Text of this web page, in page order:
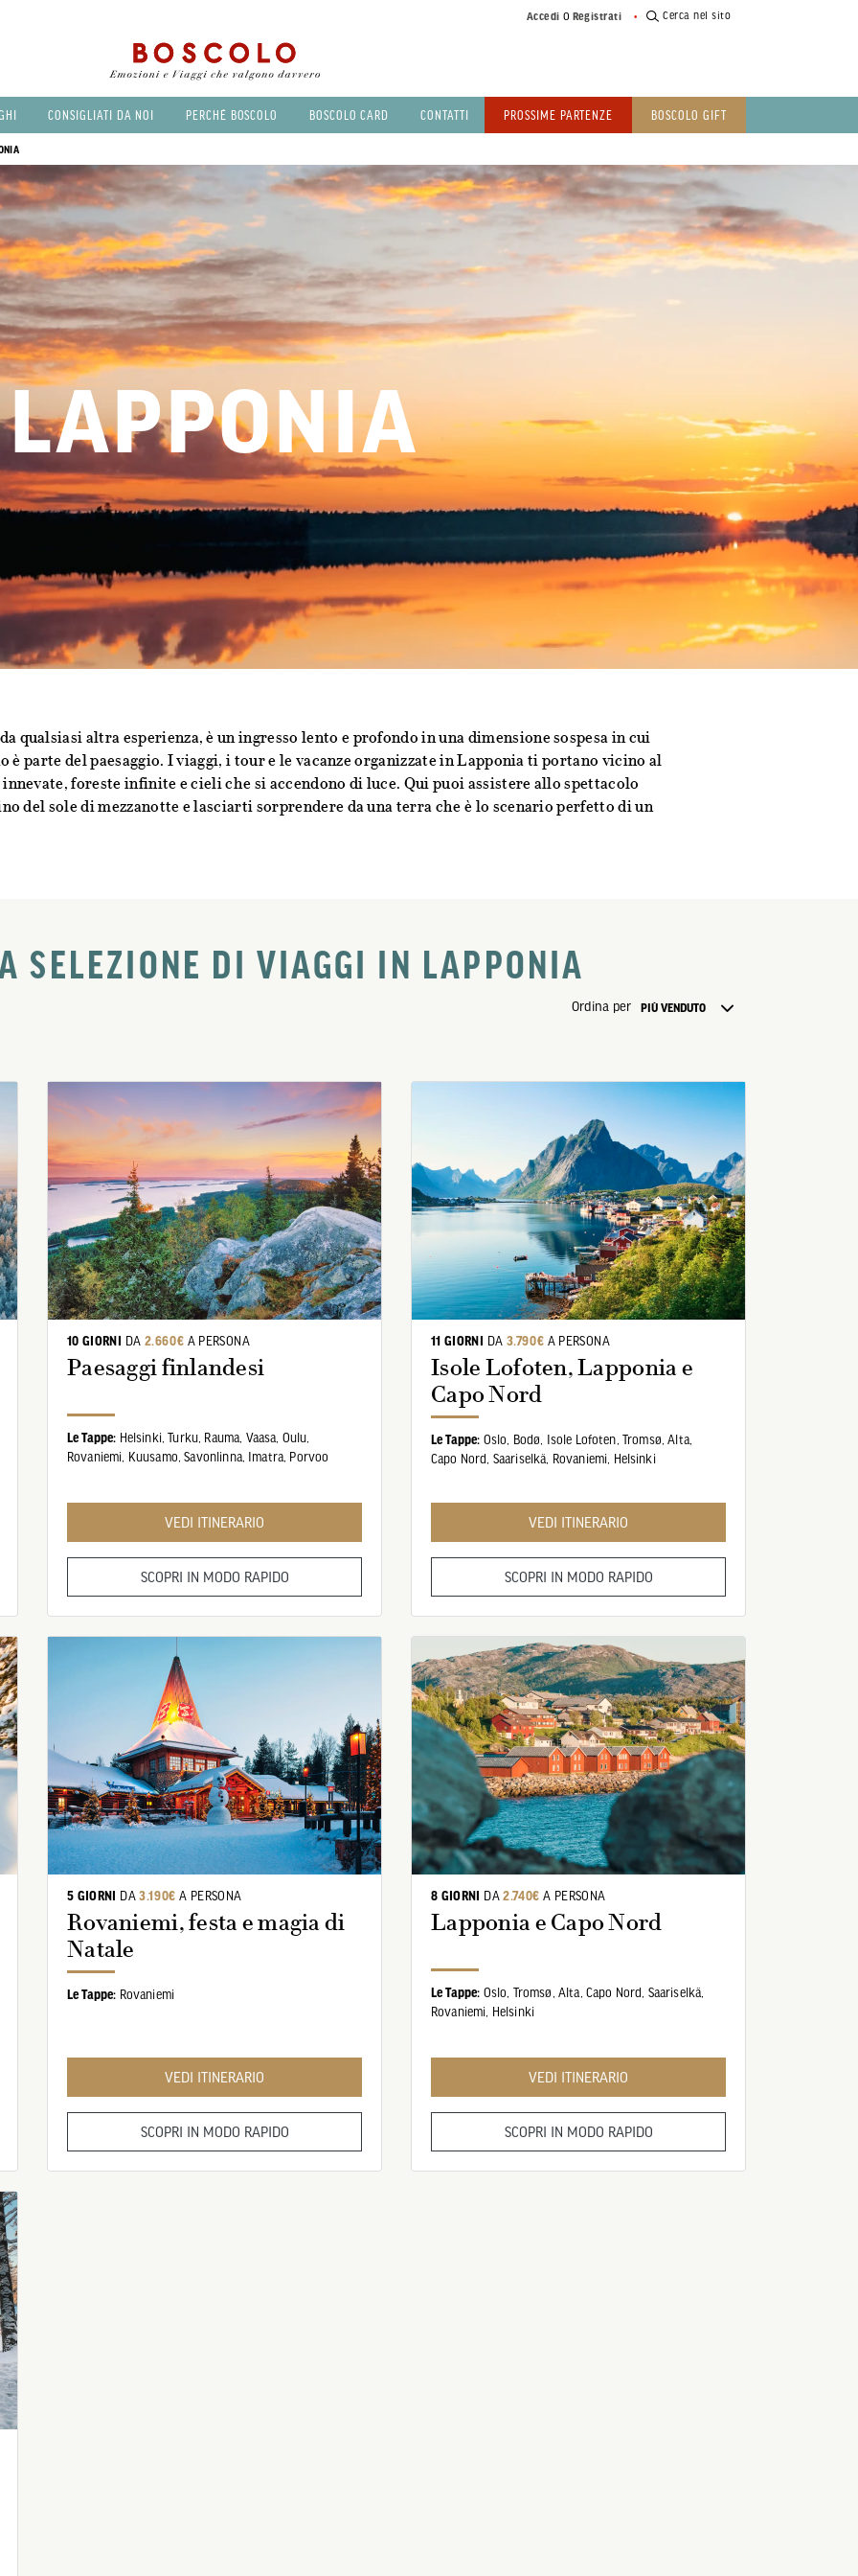
CONSIGLIATI DA NOI PERCHÉ BOSCOLO BOSCOLO CARD CONTATTI PROSSIME PARTENZE BOSCOLO GIFT
Accedi o Registrati Cerca nel sito
LAPPONIA
qualsiasi altra esperienza, è un ingresso lento e profondo in una dimensione sospesa in cui
parte del paesaggio. I viaggi, i tour e le vacanze organizzate in Lapponia ti portano vicino al
foreste infinite e cieli che si accendono di luce. Qui puoi assistere allo spettacolo
del sole di mezzanotte e lasciarti sorprendere da una terra che è lo scenario perfetto di un
SELEZIONE DI VIAGGI IN LAPPONIA
Ordina per PIÙ VENDUTO
10 GIORNI DA 2.660€ A PERSONA
Paesaggi finlandesi
Le Tappe: Helsinki, Turku, Rauma, Vaasa, Oulu,
Rovaniemi, Kuusamo, Savonlinna, Imatra, Porvoo
VEDI ITINERARIO
SCOPRI IN MODO RAPIDO
11 GIORNI DA 3.790€ A PERSONA
Isole Lofoten, Lapponia e
Capo Nord
Le Tappe: Oslo, Bodø, Isole Lofoten, Tromsø, Alta,
Capo Nord, Saariselkä, Rovaniemi, Helsinki
VEDI ITINERARIO
SCOPRI IN MODO RAPIDO
5 GIORNI DA3.190€ A PERSONA
Rovaniemi, festa e magia di
Natale
Le Tappe: Rovaniemi
VEDI ITINERARIO
SCOPRI IN MODO RAPIDO
8 GIORNI DA2.740€ A PERSONA
Lapponia e Capo Nord
Le Tappe: Oslo, Tromsø, Alta, Capo Nord, Saariselkä,
Rovaniemi, Helsinki
VEDI ITINERARIO
SCOPRI IN MODO RAPIDO